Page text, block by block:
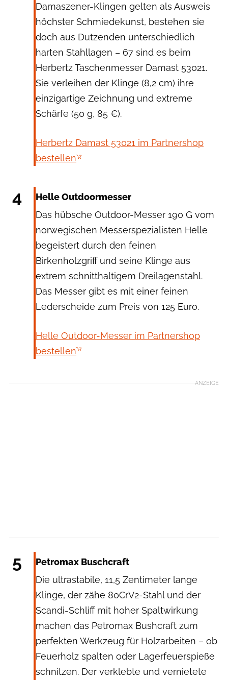
Damaszener-Klingen gelten als Ausweis
höchster Schmiedekunst, bestehen sie
doch aus Dutzenden unterschiedlich
harten Stahllagen – 67 sind es beim
Herbertz Taschenmesser Damast 53021.
Sie verleihen der Klinge (8,2 cm) ihre
einzigartige Zeichnung und extreme
Schärfe (50 g, 85 €).
Herbertz Damast 53021 im Partnershop
bestellen
4
Helle Outdoormesser
Das hübsche Outdoor-Messer 190 G vom
norwegischen Messerspezialisten Helle
begeistert durch den feinen
Birkenholzgriff und seine Klinge aus
extrem schnitthaltigem Dreilagenstahl.
Das Messer gibt es mit einer feinen
Lederscheide zum Preis von 125 Euro.
Helle Outdoor-Messer im Partnershop
bestellen
ANZEIGE
5
Petromax Buschcraft
Die ultrastabile, 11,5 Zentimeter lange
Klinge, der zähe 80CrV2-Stahl und der
Scandi-Schliff mit hoher Spaltwirkung
machen das Petromax Bushcraft zum
perfekten Werkzeug für Holzarbeiten – ob
Feuerholz spalten oder Lagerfeuerspieße
schnitzen. Der verklebte und vernietete